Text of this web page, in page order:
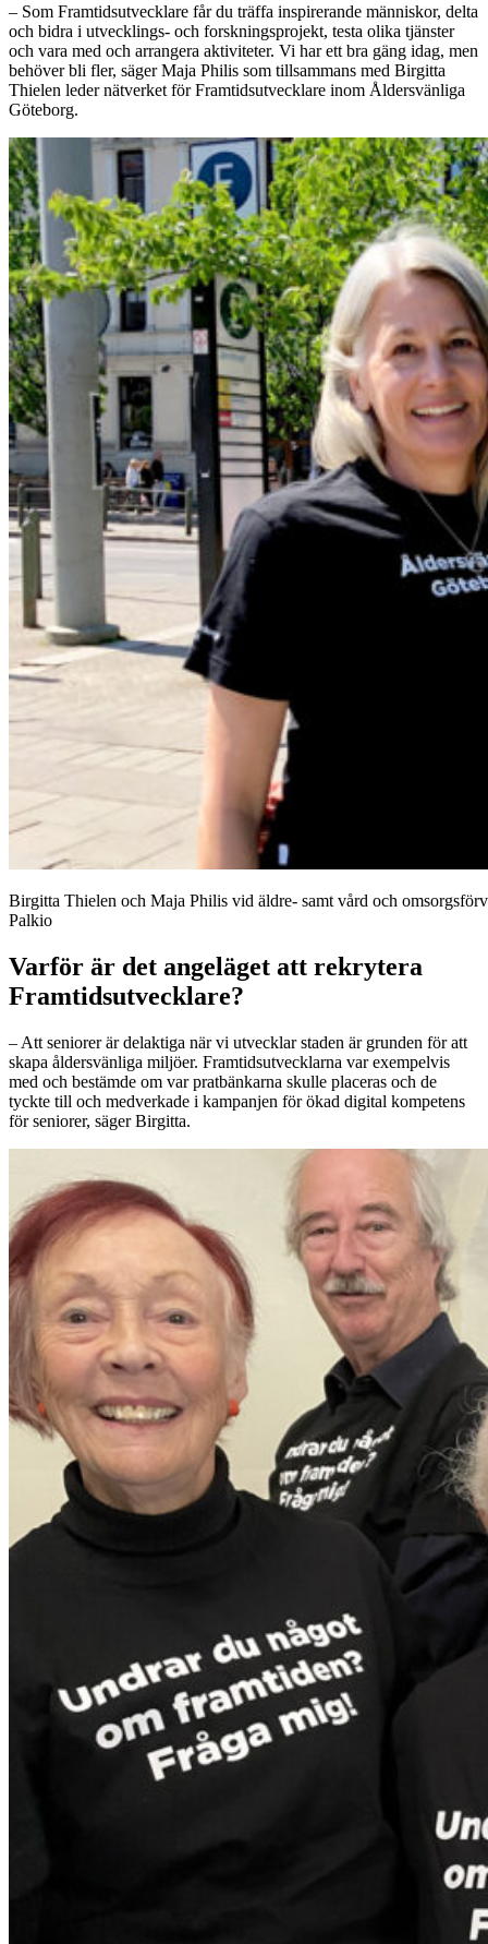
– Som Framtidsutvecklare får du träffa inspirerande människor, delta
och bidra i utvecklings- och forskningsprojekt, testa olika tjänster
och vara med och arrangera aktiviteter. Vi har ett bra gäng idag, men
behöver bli fler, säger Maja Philis som tillsammans med Birgitta
Thielen leder nätverket för Framtidsutvecklare inom Åldersvänliga
Göteborg.
Birgitta Thielen och Maja Philis vid äldre- samt vård och
Palkio
Varför är det angeläget att rekrytera
Framtidsutvecklare?
– Att seniorer är delaktiga när vi utvecklar staden är grunden för att
skapa åldersvänliga miljöer. Framtidsutvecklarna var exempelvis
med och bestämde om var pratbänkarna skulle placeras och de
tyckte till och medverkade i kampanjen för ökad digital kompetens
för seniorer, säger Birgitta.